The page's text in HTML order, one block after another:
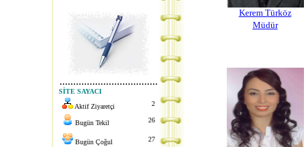
....................................
SİTE SAYACI
Aktif Ziyaretçi
2
Bugün Tekil 26
Bugün Çoğul 27
Kerem Türköz
Müdür